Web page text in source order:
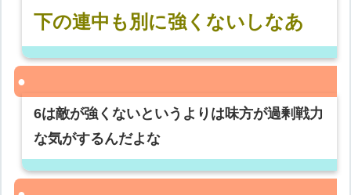
下の連中も別に強くないしなあ
6は敵が強くないというよりは味方が過剰戦力
な気がするんだよな